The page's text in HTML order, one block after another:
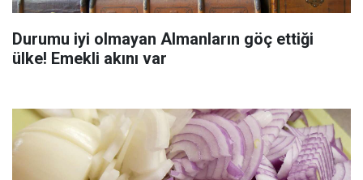
Durumu iyi olmayan Almanların göç ettiği
ülke! Emekli akını var